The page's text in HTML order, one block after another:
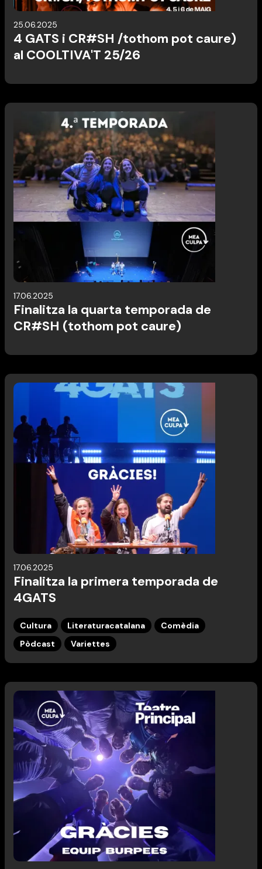
25.06.2025
4 GATS i CR#SH /tothom pot caure)
al COOLTIVA'T 25/26
17.06.2025
Finalitza la quarta temporada de
CR#SH (tothom pot caure)
17.06.2025
Finalitza la primera temporada de
4GATS
Cultura Literaturacatalana
Comèdia
Pòdcast
Variettes